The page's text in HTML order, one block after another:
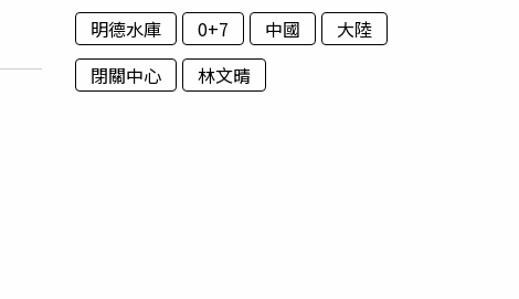
明德水庫 0+7 中國
大陸
閉關中心
林文晴